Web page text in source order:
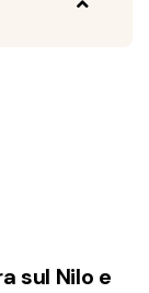
sul Nilo e